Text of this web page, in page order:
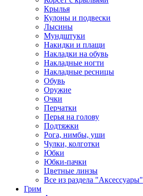
Крылья
Кулоны и подвески
Лысины
Мундштуки
Накидки и плащи
Накладки на обувь
Накладные ногти
Накладные ресницы
Обувь
Оружие
Очки
Перчатки
Перья на голову
Подтяжки
Рога, нимбы, уши
Чулки, колготки
Юбки
Юбки-пачки
Цветные линзы
Все из раздела "Аксессуары"
Грим